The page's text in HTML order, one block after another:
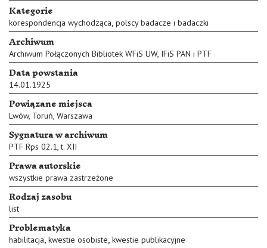
Kategorie
korespondencja wychodząca, polscy badacze i badaczki
Archiwum
Archiwum Połączonych Bibliotek WFiS UW, IFiS PAN i PTF
Data powstania
14.01.1925
Powiązane miejsca
Lwów, Toruń, Warszawa
Sygnatura w archiwum
PTF Rps 02.1, t. XII
Prawa autorskie
wszystkie prawa zastrzeżone
Rodzaj zasobu
list
Problematyka
habilitacja, kwestie osobiste, kwestie publikacyjne